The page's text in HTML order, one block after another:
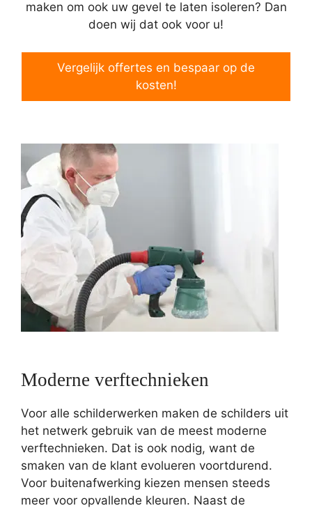
maken om ook uw gevel te laten isoleren? Dan
doen wij dat ook voor u!
Vergelijk offertes en bespaar op de
kosten!
Moderne verftechnieken
Voor alle schilderwerken maken de schilders uit
het netwerk gebruik van de meest moderne
verftechnieken. Dat is ook nodig, want de
smaken van de klant evolueren voortdurend.
Voor buitenafwerking kiezen mensen steeds
meer voor opvallende kleuren. Naast de